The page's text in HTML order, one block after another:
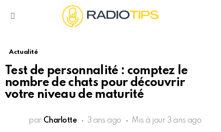
Actualité
Test de personnalité : comptez le
nombre de chats pour découvrir
votre niveau de maturité
par Charlotte 3 ans ago Mis à jour 3 ans ago